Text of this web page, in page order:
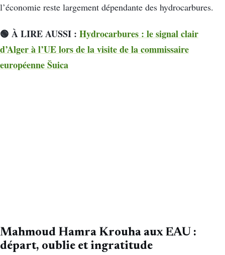
l’économie reste largement dépendante des hydrocarbures.
🟢 À LIRE AUSSI : Hydrocarbures : le signal clair
d’Alger à l’UE lors de la visite de la commissaire
européenne Šuica
Mahmoud Hamra Krouha aux EAU :
départ, oublie et ingratitude